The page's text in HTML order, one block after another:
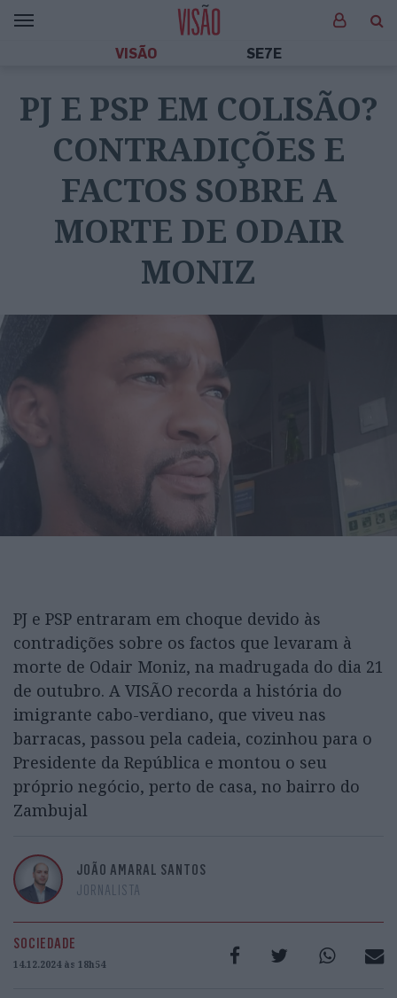
VISÃO SE7E
PJ E PSP EM COLISÃO?
CONTRADIÇÕES E
FACTOS SOBRE A
MORTE DE ODAIR
MONIZ
PJ e PSP entraram em choque devido às
contradições sobre os factos que levaram à
morte de Odair Moniz, na madrugada do dia 21
de outubro. A VISÃO recorda a história do
imigrante cabo-verdiano, que viveu nas
barracas, passou pela cadeia, cozinhou para o
Presidente da República e montou o seu
próprio negócio, perto de casa, no bairro do
Zambujal
JOÃO AMARAL SANTOS
JORNALISTA
SOCIEDADE
14.12.2024 às 18h54